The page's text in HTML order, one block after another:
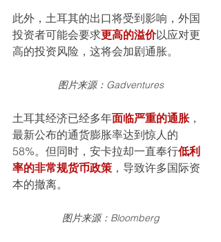
此外，土耳其的出口将受到影响，外国
投资者可能会要求更高的溢价以应对更
高的投资风险，这将会加剧通胀。
图片来源：Gadventures
土耳其经济已经多年面临严重的通胀，
最新公布的通货膨胀率达到惊人的
58%。但同时，安卡拉却一直奉行低利
率的非常规货币政策 ，导致许多国际资
本的撤离。
图片来源：Bloomberg